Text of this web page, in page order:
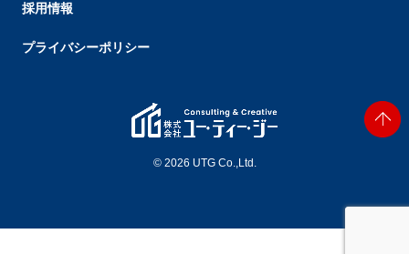
採用情報
プライバシーポリシー
© 2026 UTG Co.,Ltd.